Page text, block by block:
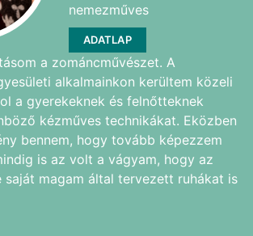
nemezműves
ADATLAP
a zománcművészet. A
alkalmainkon kerültem közeli
a gyerekeknek és felnőtteknek
kézműves technikákat. Eközben
bennem, hogy tovább képezzem
is az volt a vágyam, hogy az
saját magam által tervezett ruhákat is